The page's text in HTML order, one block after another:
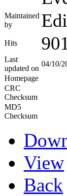
Maintained
by
Hits
Last
updated on
04/10/
Homepage
CRC
Checksum
MD5
Checksum
View
Back